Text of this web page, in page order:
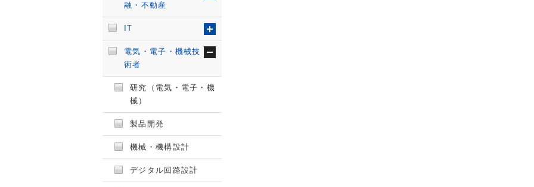
融・不動産
IT
電気・電子・機械技
術者
研究（電気・電子・機
械）
製品開発
機械・機構設計
デジタル回路設計